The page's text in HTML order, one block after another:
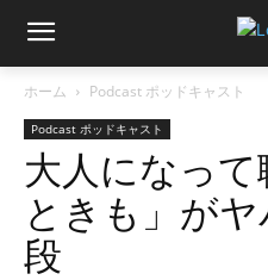
ホーム Podcast ポッドキャスト
Podcast ポッドキャスト
大人になっ
ときも」が
段